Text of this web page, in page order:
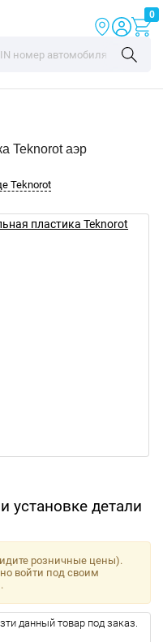
0
Teknorot аэр
Teknorot
установке детали
розничные цены).
войти под своим
данный товар под заказ.